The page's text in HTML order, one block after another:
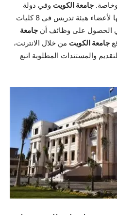
جامعة الكويت وفي دولة
الكويت الشقيقة تعبر عن حاجتها لأعضاء هيئة تدريس في 8 كليات
جامعة
جامعة الكويت من خلال الانترنت،
والمستندات المطلوبة اتبع